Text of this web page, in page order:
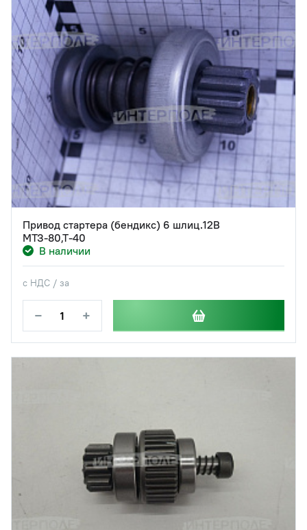
Привод стартера (бендикс) 6 шлиц.12В
МТЗ-80,Т-40
В наличии
с НДС / за
− +